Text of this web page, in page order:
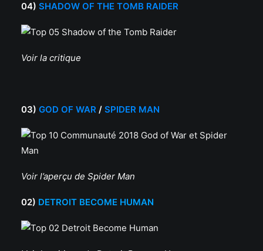
04) SHADOW OF THE TOMB RAIDER
Voir la critique
03) GOD OF WAR / SPIDER MAN
Voir l’aperçu de Spider Man
02) DETROIT BECOME HUMAN